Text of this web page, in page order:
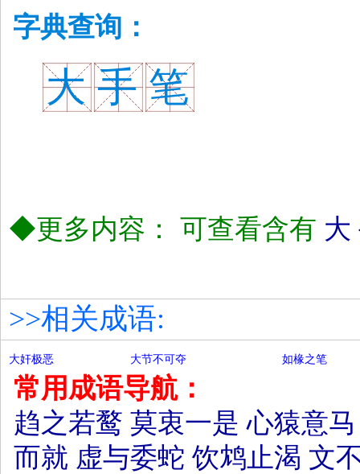
字典查询：
大 手 笔
◆更多内容： 可查看含有 大
>>相关成语:
大奸极恶 大节不可夺 如椽之笔
常用成语导航：
趋之若鹜 莫衷一是 心猿意马
而就 虚与委蛇 饮鸩止渴 文